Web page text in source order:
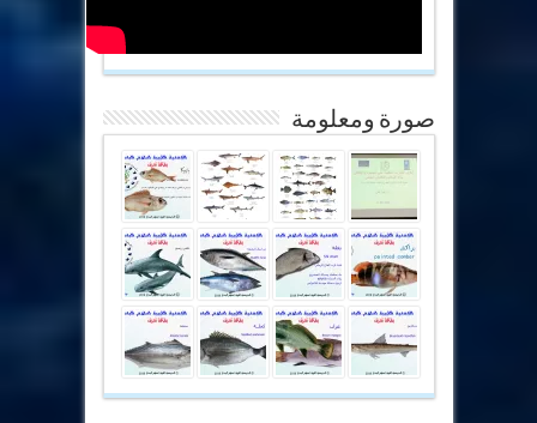
صورة ومعلومة